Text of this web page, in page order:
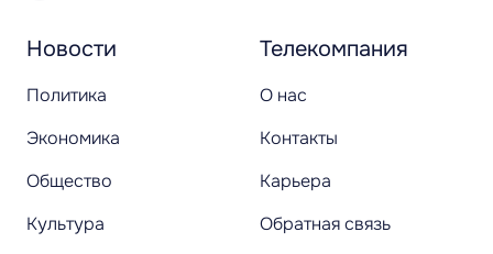
Новости
Политика
Экономика
Общество
Культура
Телекомпания
О нас
Контакты
Карьера
Обратная связь